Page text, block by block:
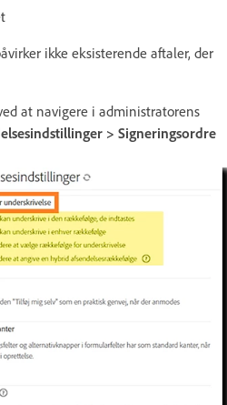
ikke eksisterende aftaler, der
at navigere i administratorens
> Signeringsordre